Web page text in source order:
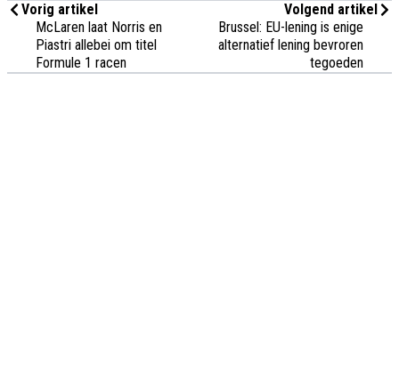
Vorig artikel
McLaren laat Norris en
Piastri allebei om titel
Formule 1 racen
Volgend artikel
Brussel: EU-lening is enige
alternatief lening bevroren
tegoeden